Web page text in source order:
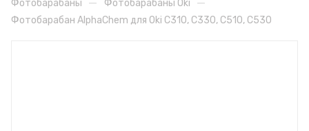
Фотобарабаны Фотобарабаны Oki
Фотобарабан AlphaChem для Oki C310, C330, C510, C530